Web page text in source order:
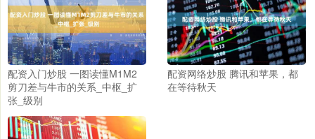
配资入门炒股 一图读懂M1M2
剪刀差与牛市的关系_中枢_扩
张_级别
配资网络炒股 腾讯和苹果，都
在等待秋天